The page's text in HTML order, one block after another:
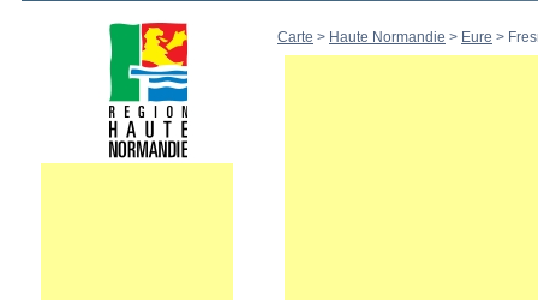
Carte > Haute Normandie > Eure >